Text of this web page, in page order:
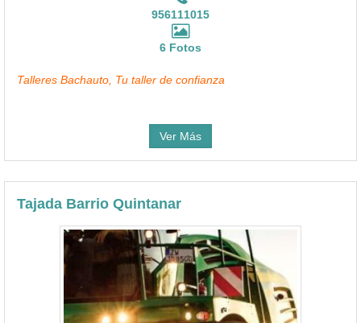
956111015
6 Fotos
Talleres Bachauto, Tu taller de confianza
Ver Más
Tajada Barrio Quintanar